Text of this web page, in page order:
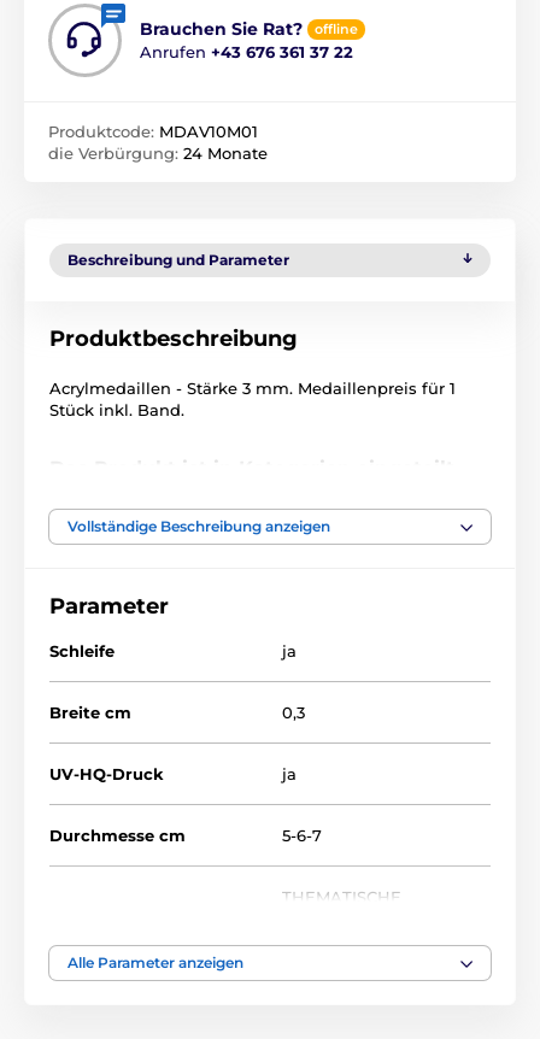
Brauchen Sie Rat? offline
Anrufen +43 676 361 37 22
Produktcode: MDAV10M01
die Verbürgung: 24 Monate
Beschreibung und Parameter
Produktbeschreibung
Acrylmedaillen - Stärke 3 mm. Medaillenpreis für 1
Stück inkl. Band.
Das Produkt ist in Kategorien eingeteilt
Ostern Acrylmedaillen
Vollständige Beschreibung anzeigen
Parameter
Schleife ja
Breite cm 0,3
UV-HQ-Druck ja
Durchmesse cm 5-6-7
THEMATISCHE
Auszeichnungstyp Medaile
Alle Parameter anzeigen